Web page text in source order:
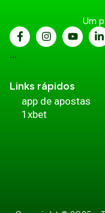
Um
...
Links rápidos
app de apostas
1xbet